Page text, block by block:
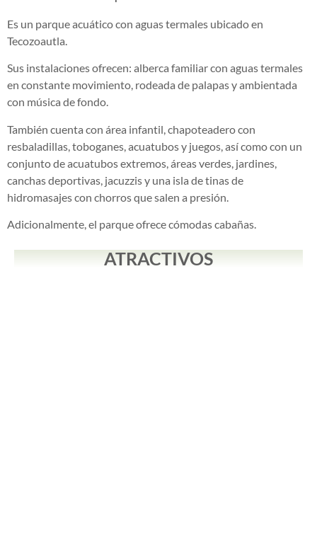
Es un parque acuático con aguas termales ubicado en
Tecozoautla.
Sus instalaciones ofrecen: alberca familiar con aguas termales
en constante movimiento, rodeada de palapas y ambientada
con música de fondo.
También cuenta con área infantil, chapoteadero con
resbaladillas, toboganes, acuatubos y juegos, así como con un
conjunto de acuatubos extremos, áreas verdes, jardines,
canchas deportivas, jacuzzis y una isla de tinas de
hidromasajes con chorros que salen a presión.
Adicionalmente, el parque ofrece cómodas cabañas.
ATRACTIVOS